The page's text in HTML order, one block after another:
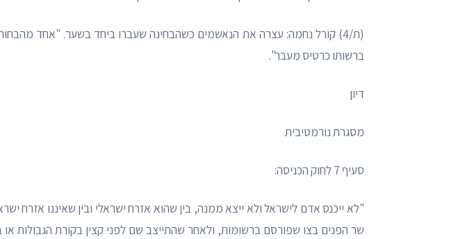
(ת/4) קורל נחמה: עצרה את הנאשמים כשהבחינה שעברו ביחד בשער. "אחד
ברשותו כרטיס מעבר".
דיון
מסגרת נורמטיבית
סעיף 7 לחוק הכניסה:
"לא ייכנס אדם לישראל ולא ייצא ממנה, בין שהוא אזרח ישראלי ובין שאיננו אזרח
שר הפנים בצו שפורסם ברשומות, ולאחר שהתייצב שם לפני קצין בקורת הגבולות או